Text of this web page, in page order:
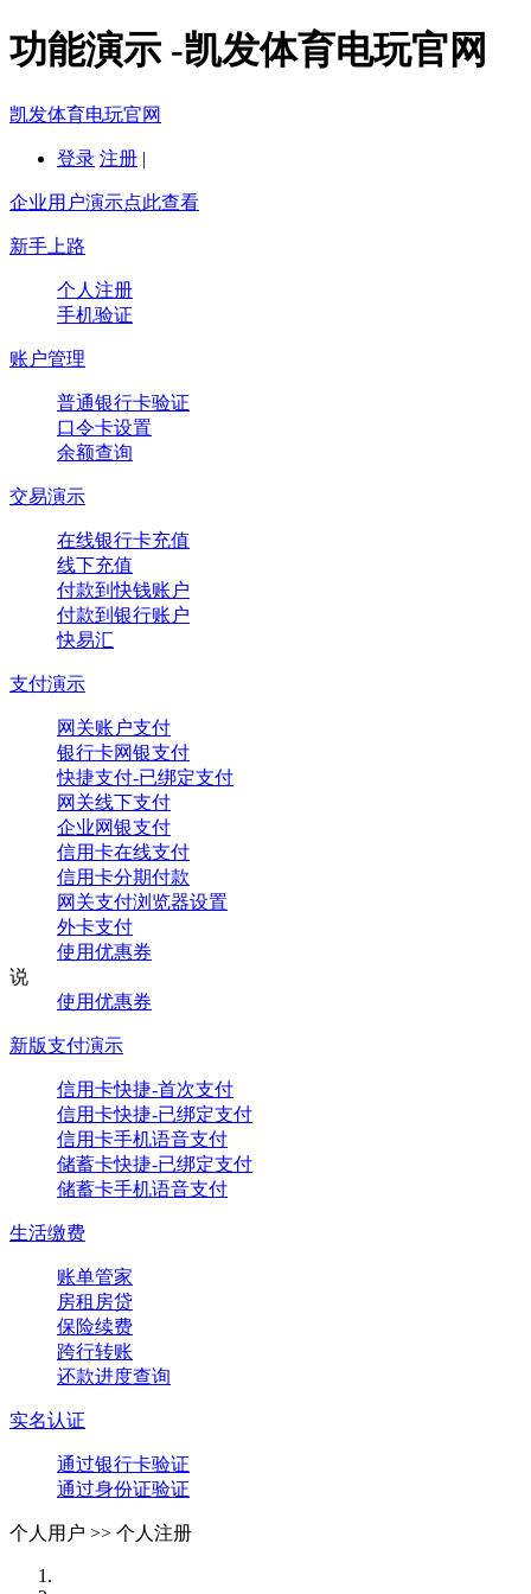
功能演示 -凯发体育电玩官网
凯发体育电玩官网
登录 注册 |
企业用户演示点此查看
新手上路
个人注册
手机验证
账户管理
普通银行卡验证
口令卡设置
余额查询
交易演示
在线银行卡充值
线下充值
付款到快钱账户
付款到银行账户
快易汇
支付演示
网关账户支付
银行卡网银支付
快捷支付-已绑定支付
网关线下支付
企业网银支付
信用卡在线支付
信用卡分期付款
网关支付浏览器设置
外卡支付
使用优惠券
说
使用优惠券
新版支付演示
信用卡快捷-首次支付
信用卡快捷-已绑定支付
信用卡手机语音支付
储蓄卡快捷-已绑定支付
储蓄卡手机语音支付
生活缴费
账单管家
房租房贷
保险续费
跨行转账
还款进度查询
实名认证
通过银行卡验证
通过身份证验证
个人用户 >> 个人注册